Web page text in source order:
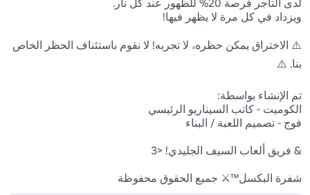
شفرة البكسل™⚔️ جميع الحقوق محفوظة